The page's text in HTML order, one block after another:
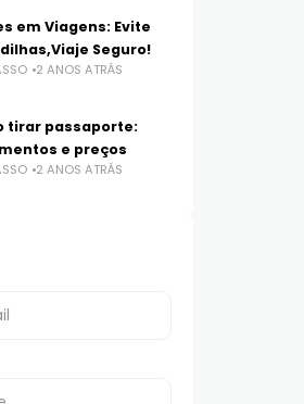
em Viagens: Evite
Seguro!
2 ANOS ATRÁS
tirar passaporte:
e preços
2 ANOS ATRÁS